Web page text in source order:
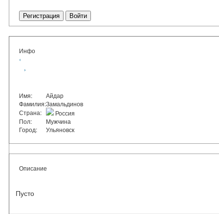
Регистрация Войти
Инфо
‹
›
Имя:
Айдар
Фамилия:Замальдинов
Страна:
Россия
Пол:
Мужчина
Город:
Ульяновск
Описание
Пусто